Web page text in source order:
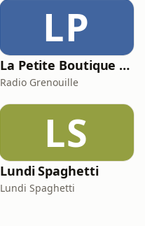
LP
La Petite Boutique De Curiosités - Dr Zoom
Radio Grenouille
LS
Lundi Spaghetti
Lundi Spaghetti